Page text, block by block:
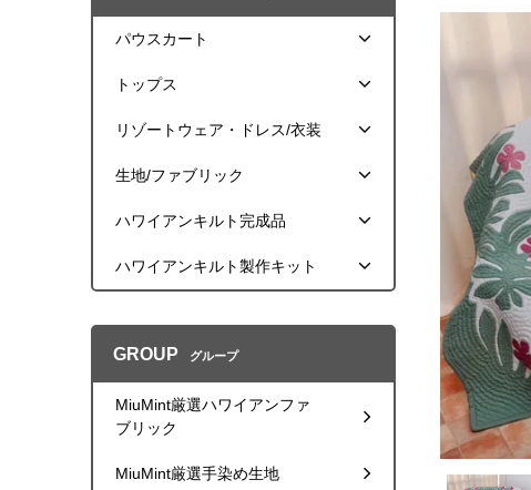
パウスカート
トップス
リゾートウェア・ドレス/衣装
生地/ファブリック
ハワイアンキルト完成品
ハワイアンキルト製作キット
GROUP グループ
MiuMint厳選ハワイアンファ
ブリック
MiuMint厳選手染め生地